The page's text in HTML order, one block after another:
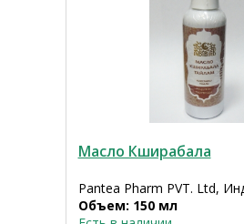
Масло Кширабала
Pantea Pharm PVT. Ltd,
Объем: 150 мл